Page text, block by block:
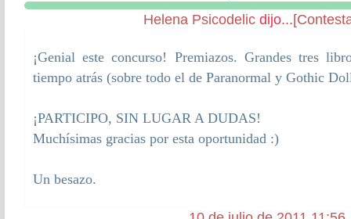
Helena Psicodelic dijo...
¡Genial este concurso! Premiazos. Grandes tres
tiempo atrás (sobre todo el de Paranormal y Gothic
¡PARTICIPO, SIN LUGAR A DUDAS!
Muchísimas gracias por esta oportunidad :)
Un besazo.